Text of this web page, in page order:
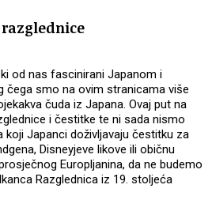
od nas fascinirani Japanom i
smo na ovim stranicama više
čuda iz Japana. Ovaj put na
i čestitke te ni sada nismo
koji Japanci doživljavaju čestitku za
Disneyjeve likove ili običnu
Europljanina, da ne budemo
Razglednica iz 19. stoljeća